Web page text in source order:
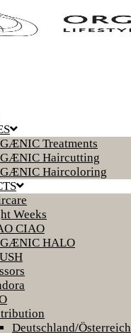
Treatments
Haircutting
Haircoloring
Weeks
CIAO
HALO
Deutschland/Österreich